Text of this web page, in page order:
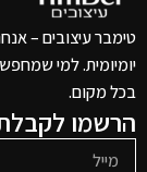
טימבר עיצובים –
יומיומית. למי
בכל מקום.
הרשמו